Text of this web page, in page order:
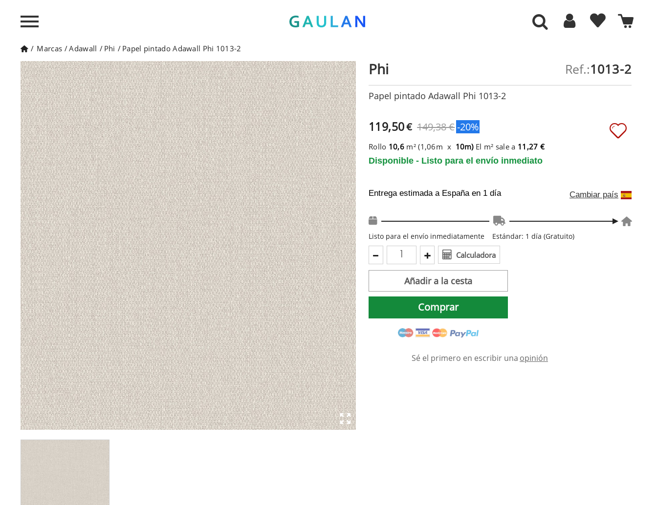
/ Marcas /Adawall / Phi / Papel pintado Adawall Phi 1013-2
Phi 1013-2
Ref.:
Papel pintado Adawall Phi 1013-2
119,50€ 149,38 €-20%
Rollo 10,6 m² (1,06m x 10m) El m² sale a 11,27 €
Disponible - Listo para el envío inmediato
Entrega estimada a España en 1 día Cambiar país
Listo para el envío inmediatamente Estándar: 1 día (Gratuito)
Calculadora
Añadir a la cesta
Comprar
Sé el primero en escribir una opinión